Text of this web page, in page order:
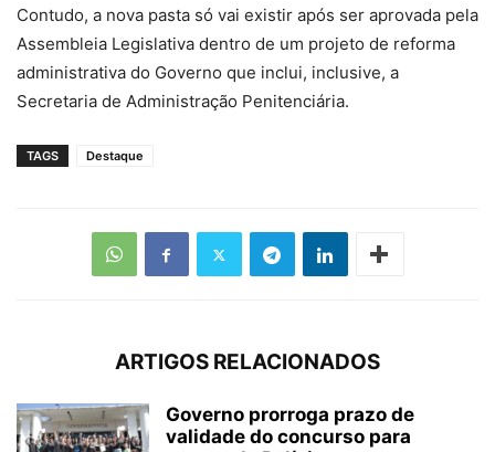
Contudo, a nova pasta só vai existir após ser aprovada pela
Assembleia Legislativa dentro de um projeto de reforma
administrativa do Governo que inclui, inclusive, a
Secretaria de Administração Penitenciária.
TAGS Destaque
ARTIGOS RELACIONADOS
Governo prorroga prazo de
validade do concurso para